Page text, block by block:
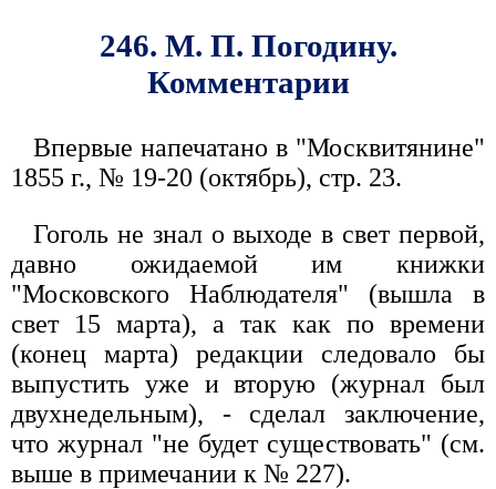
246. М. П. Погодину.
Комментарии
Впервые напечатано в "Москвитянине"
1855 г., № 19-20 (октябрь), стр. 23.
Гоголь не знал о выходе в свет первой,
давно ожидаемой им книжки
"Московского Наблюдателя" (вышла в
свет 15 марта), а так как по времени
(конец марта) редакции следовало бы
выпустить уже и вторую (журнал был
двухнедельным), - сделал заключение,
что журнал "не будет существовать" (см.
выше в примечании к № 227).